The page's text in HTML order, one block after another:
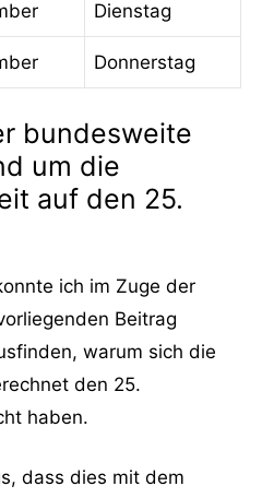
Dienstag
Donnerstag
bundesweite
um die
auf den 25.
ich im Zuge der
Beitrag
warum sich die
den 25.
haben.
dass dies mit dem